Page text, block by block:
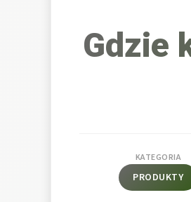
Gdzie
KATEGORIA
PRODUKTY